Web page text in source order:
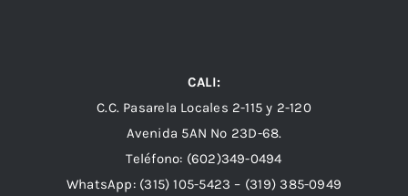
CALI:
C.C. Pasarela Locales 2-115 y 2-120
Avenida 5AN Nº 23D-68.
Teléfono: (602)349-0494
WhatsApp: (315) 105-5423 – (319) 385-0949